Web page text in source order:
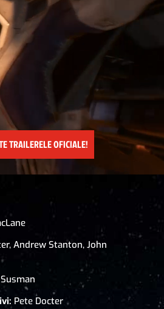
TRAILERELE OFICIALE!
Andrew Stanton, John
Pete Docter